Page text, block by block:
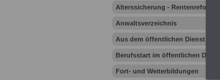
Alterssicherung - Rentenreform
Anwaltsverzeichnis
Aus dem öffentlichen Dienst
Berufsstart im öffentlichen Dienst
Fort- und Weiterbildungen